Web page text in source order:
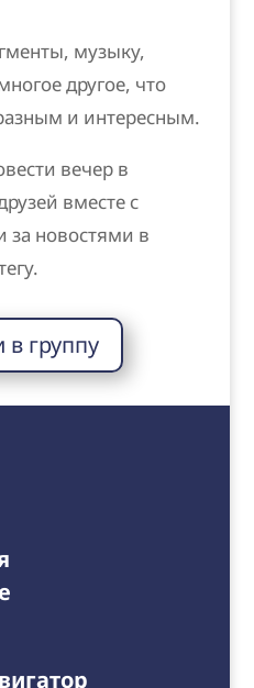
музыку,
другое, что
и интересным.
вечер в
вместе с
за новостями в
в группу